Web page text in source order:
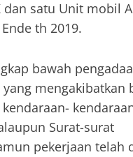
dan satu Unit mobil
th 2019.
bawah
Surat-surat
pekerjaan telah